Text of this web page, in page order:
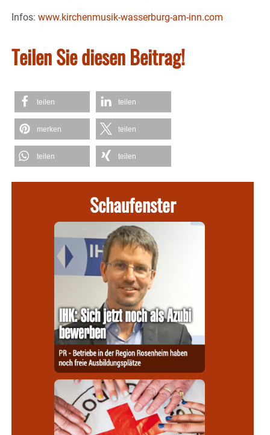
Infos: www.kirchenmusik-wasserburg-am-inn.com
Teilen Sie diesen Beitrag!
teilen teilen
merken teilen
teilen teilen
Schaufenster